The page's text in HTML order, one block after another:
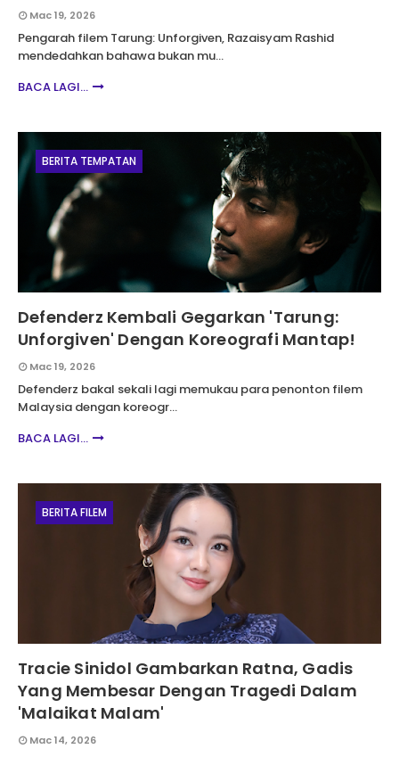
Mac 19, 2026
Pengarah filem Tarung: Unforgiven, Razaisyam Rashid
mendedahkan bahawa bukan mu…
BACA LAGI...
BERITA TEMPATAN
Defenderz Kembali Gegarkan 'Tarung:
Unforgiven' Dengan Koreografi Mantap!
Mac 19, 2026
Defenderz bakal sekali lagi memukau para penonton filem
Malaysia dengan koreogr…
BACA LAGI...
BERITA FILEM
Tracie Sinidol Gambarkan Ratna, Gadis
Yang Membesar Dengan Tragedi Dalam
'Malaikat Malam'
Mac 14, 2026